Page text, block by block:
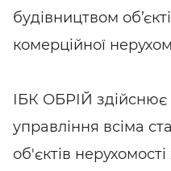
будівництвом
комерційної
ІБК ОБРІЙ
управління всіма
об'єктів